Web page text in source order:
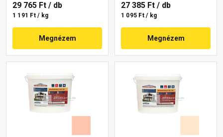
29 765 Ft / db
1 191 Ft / kg
Megnézem
27 385 Ft / db
1 095 Ft / kg
Megnézem